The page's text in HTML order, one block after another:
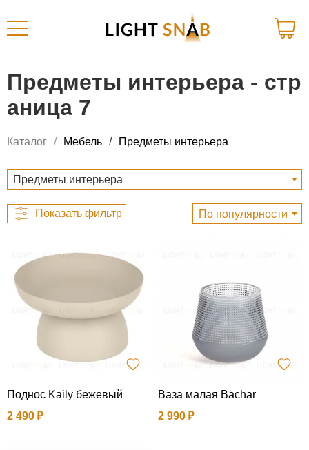
Предметы интерьера - стр
аница 7
Каталог Мебель Предметы интерьера
Предметы интерьера
По популярности
Поднос Kaily бежевый
2 490
Ваза малая Bachar
2 990